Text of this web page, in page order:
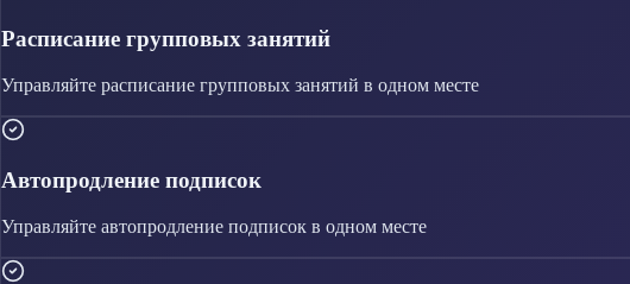
Расписание групповых занятий
Управляйте расписание групповых занятий в одном месте
Автопродление подписок
Управляйте автопродление подписок в одном месте